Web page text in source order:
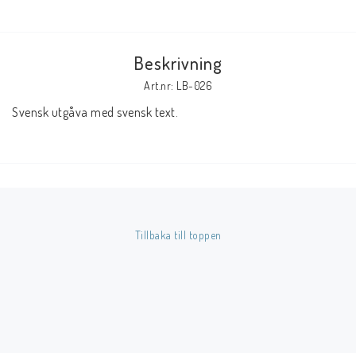
Inkl. Moms
Beskrivning
Art.nr: LB-026
Svensk utgåva med svensk text.
Tillbaka till toppen